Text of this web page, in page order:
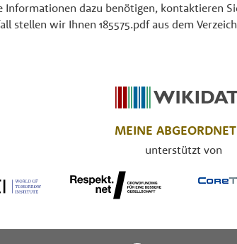
Informationen dazu benötigen, kontaktieren
stellen wir Ihnen 185575.pdf aus dem
MEINE
unterstützt von